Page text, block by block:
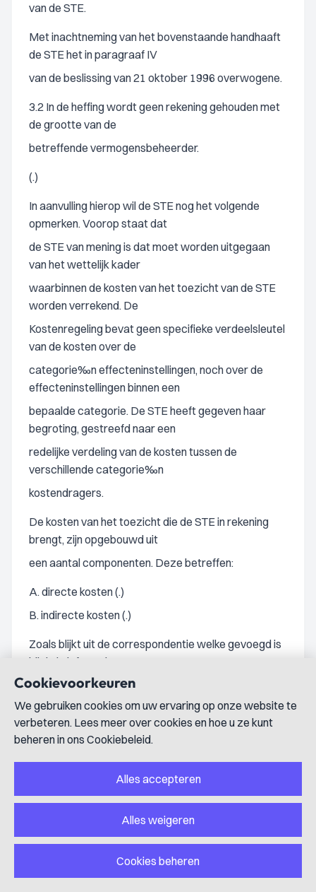
van de STE.
Met inachtneming van het bovenstaande handhaaft
de STE het in paragraaf IV
van de beslissing van 21 oktober 1996 overwogene.
3.2 In de heffing wordt geen rekening gehouden met
de grootte van de
betreffende vermogensbeheerder.
(.)
In aanvulling hierop wil de STE nog het volgende
opmerken. Voorop staat dat
de STE van mening is dat moet worden uitgegaan
van het wettelijk kader
waarbinnen de kosten van het toezicht van de STE
worden verrekend. De
Kostenregeling bevat geen specifieke verdeelsleutel
van de kosten over de
categorie‰n effecteninstellingen, noch over de
effecteninstellingen binnen een
bepaalde categorie. De STE heeft gegeven haar
begroting, gestreefd naar een
redelijke verdeling van de kosten tussen de
verschillende categorie‰n
kostendragers.
De kosten van het toezicht die de STE in rekening
brengt, zijn opgebouwd uit
een aantal componenten. Deze betreffen:
A. directe kosten (.)
B. indirecte kosten (.)
Zoals blijkt uit de correspondentie welke gevoegd is
bij de brief van de
Minister d.d. 18 november 1998, is ook voor 1994 en
1995 voor elk van de
hierboven genoemde componenten door de STE een
bepaald bedrag voor de
buitenbeurshandel (.)
effecteninstellingen die actief zijn in de
effecteninstellingen
Cookievoorkeuren
We gebruiken cookies om uw ervaring op onze website te
verbeteren. Lees meer over cookies en hoe u ze kunt
beheren in ons Cookiebeleid.
Alles accepteren
Alles weigeren
Cookies beheren